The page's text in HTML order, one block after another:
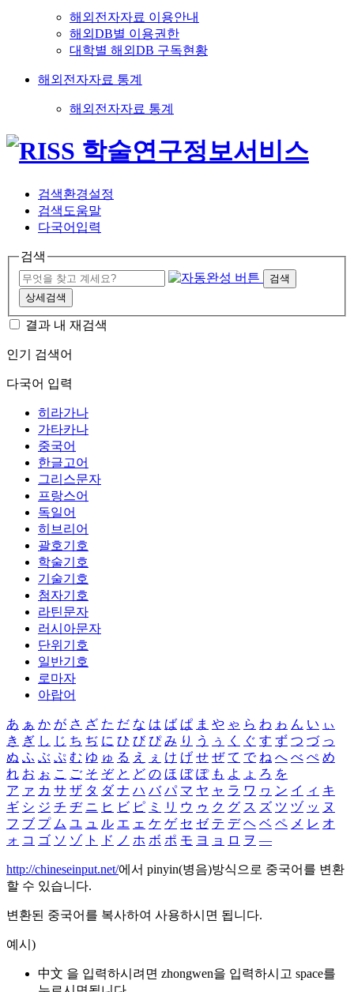
해외전자자료 이용안내
해외DB별 이용권한
대학별 해외DB 구독현황
해외전자자료 통계
해외전자자료 통계
검색환경설정
검색도움말
다국어입력
검색
검색
상세검색
결과 내 재검색
인기 검색어
다국어 입력
히라가나
가타카나
중국어
한글고어
그리스문자
프랑스어
독일어
히브리어
괄호기호
학술기호
기술기호
첨자기호
라틴문자
러시아문자
단위기호
일반기호
로마자
아랍어
あ ぁ か が さ ざ た だ な は ば ぱ ま や ゃ ら わ ゎ ん い ぃ
き ぎ し じ ち ぢ に ひ び ぴ み り う ぅ く ぐ す ず つ づ っ
ぬ ふ ぶ ぷ む ゆ ゅ る え ぇ け げ せ ぜ て で ね へ べ ぺ め
れ お ぉ こ ご そ ぞ と ど の ほ ぼ ぽ も よ ょ ろ を
ア ァ カ サ ザ タ ダ ナ ハ バ パ マ ヤ ャ ラ ワ ヮ ン イ ィ キ
ギ シ ジ チ ヂ ニ ヒ ビ ピ ミ リ ウ ゥ ク グ ス ズ ツ ヅ ッ ヌ
フ ブ プ ム ユ ュ ル エ ェ ケ ゲ セ ゼ テ デ ヘ ベ ペ メ レ オ
ォ コ ゴ ソ ゾ ト ド ノ ホ ボ ポ モ ヨ ョ ロ ヲ ―
http://chineseinput.net/에서 pinyin(병음)방식으로 중국어를 변환
할 수 있습니다.
변환된 중국어를 복사하여 사용하시면 됩니다.
예시)
中文 을 입력하시려면 zhongwen을 입력하시고 space를